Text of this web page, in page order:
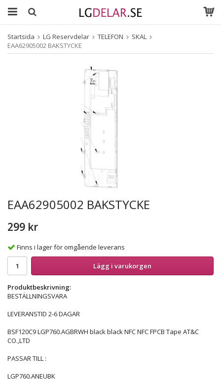
Startsida LG Reservdelar TELEFON
SKAL
EAA62905002 BAKSTYCKE
EAA62905002 BAKSTYCKE
299 kr
Finns i lager för omgående leverans
Lägg i varukorgen
Produktbeskrivning:
BESTÄLLNINGSVARA
LEVERANSTID 2-6 DAGAR
BSF120C9 LGP760.AGBRWH black black NFC NFC FPCB Tape AT&C
CO.,LTD
PASSAR TILL :
LGP760.ANEUBK